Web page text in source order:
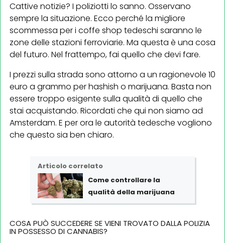
Cattive notizie? I poliziotti lo sanno. Osservano
sempre la situazione. Ecco perché la migliore
scommessa per i coffe shop tedeschi saranno le
zone delle stazioni ferroviarie. Ma questa è una cosa
del futuro. Nel frattempo, fai quello che devi fare.
I prezzi sulla strada sono attorno a un ragionevole 10
euro a grammo per hashish o marijuana. Basta non
essere troppo esigente sulla qualità di quello che
stai acquistando. Ricordati che qui non siamo ad
Amsterdam. E per ora le autorità tedesche vogliono
che questo sia ben chiaro.
Articolo correlato
Come controllare la
qualità della marijuana
COSA PUÒ SUCCEDERE SE VIENI TROVATO DALLA POLIZIA
IN POSSESSO DI CANNABIS?